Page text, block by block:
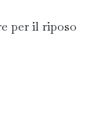
per il riposo